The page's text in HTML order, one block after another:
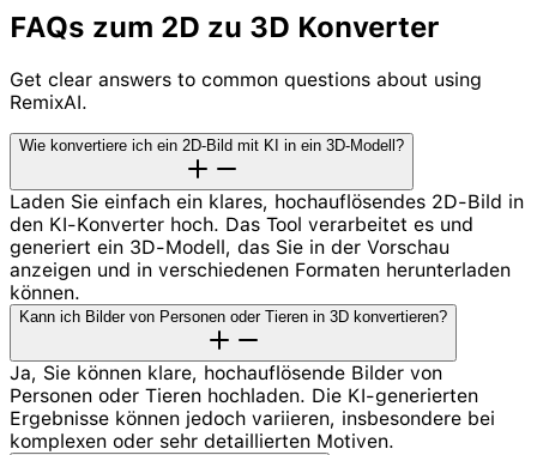
FAQs zum 2D zu 3D Konverter
Get clear answers to common questions about using
RemixAI.
Wie konvertiere ich ein 2D-Bild mit KI in ein 3D-Modell?
Laden Sie einfach ein klares, hochauflösendes 2D-Bild in
den KI-Konverter hoch. Das Tool verarbeitet es und
generiert ein 3D-Modell, das Sie in der Vorschau
anzeigen und in verschiedenen Formaten herunterladen
können.
Kann ich Bilder von Personen oder Tieren in 3D konvertieren?
Ja, Sie können klare, hochauflösende Bilder von
Personen oder Tieren hochladen. Die KI-generierten
Ergebnisse können jedoch variieren, insbesondere bei
komplexen oder sehr detaillierten Motiven.